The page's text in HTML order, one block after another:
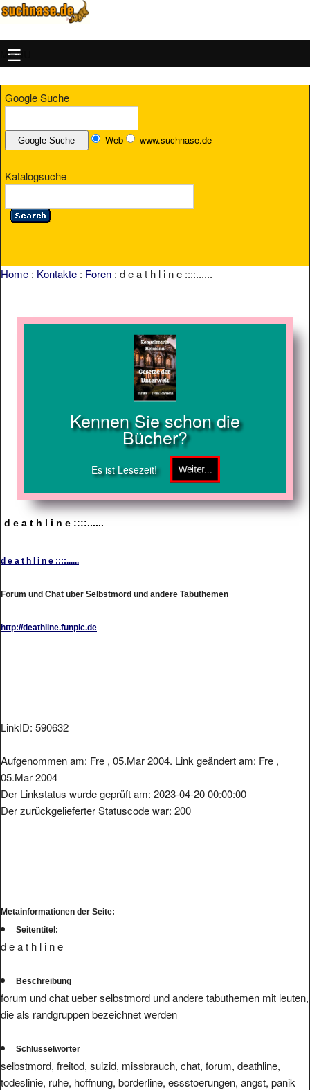
MENU
Google Suche
Web www.suchnase.de
Katalogsuche
Home : Kontakte : Foren : d e a t h l i n e ::::......
Kennen Sie schon die
Bücher?
Es ist Lesezeit!
d e a t h l i n e ::::......
d e a t h l i n e ::::......
Forum und Chat über Selbstmord und andere Tabuthemen
http://deathline.funpic.de
LinkID: 590632
Aufgenommen am: Fre , 05.Mar 2004. Link geändert am: Fre ,
05.Mar 2004
Der Linkstatus wurde geprüft am: 2023-04-20 00:00:00
Der zurückgelieferter Statuscode war: 200
Metainformationen der Seite:
Seitentitel:
d e a t h l i n e
Beschreibung
forum und chat ueber selbstmord und andere tabuthemen mit leuten,
die als randgruppen bezeichnet werden
Schlüsselwörter
selbstmord, freitod, suizid, missbrauch, chat, forum, deathline,
todeslinie, ruhe, hoffnung, borderline, essstoerungen, angst, panik